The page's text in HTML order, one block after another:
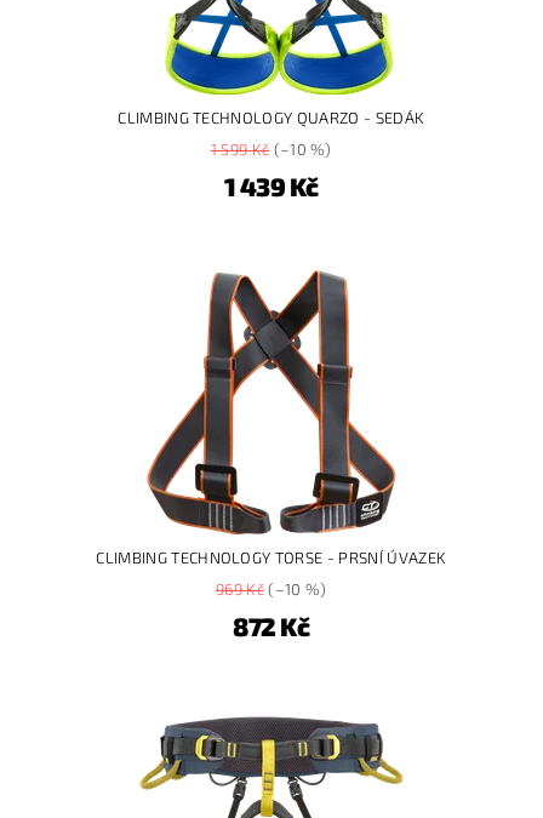
CLIMBING TECHNOLOGY QUARZO - SEDÁK
1 599 Kč(–10 %)
1 439 Kč
CLIMBING TECHNOLOGY TORSE - PRSNÍ ÚVAZEK
969 Kč(–10 %)
872 Kč